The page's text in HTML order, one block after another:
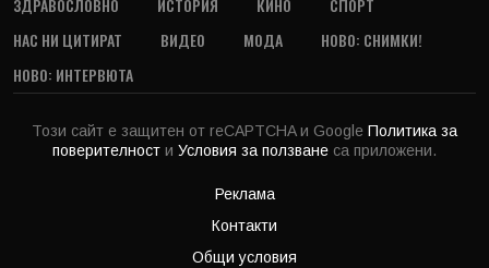
ЗДРАВОСЛОВНО
ИСТОРИЯ КИНО
СПОРТ
НАС НИ ЦИТИРАТ
ВИДЕО МОДА
НОВО: СНИМКИ!
НОВО: ИНТЕРВЮТА
Този сайт е защитен от reCAPTCHA и Google Политика за
поверителност и Условия за ползване са приложени.
Реклама
Контакти
Общи условия